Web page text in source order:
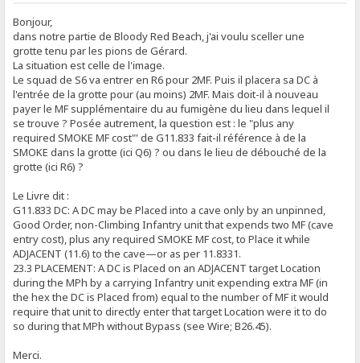
Bonjour,
dans notre partie de Bloody Red Beach, j'ai voulu sceller une
grotte tenu par les pions de Gérard.
La situation est celle de l'image.
Le squad de S6 va entrer en R6 pour 2MF. Puis il placera sa DC à
l'entrée de la grotte pour (au moins) 2MF. Mais doit-il à nouveau
payer le MF supplémentaire du au fumigène du lieu dans lequel il
se trouve ? Posée autrement, la question est : le "plus any
required SMOKE MF cost"' de G11.833 fait-il référence à de la
SMOKE dans la grotte (ici Q6) ? ou dans le lieu de débouché de la
grotte (ici R6) ?
Le Livre dit :
G11.833 DC: A DC may be Placed into a cave only by an unpinned,
Good Order, non-Climbing Infantry unit that expends two MF (cave
entry cost), plus any required SMOKE MF cost, to Place it while
ADJACENT (11.6) to the cave—or as per 11.8331.
23.3 PLACEMENT: A DC is Placed on an ADJACENT target Location
during the MPh by a carrying Infantry unit expending extra MF (in
the hex the DC is Placed from) equal to the number of MF it would
require that unit to directly enter that target Location were it to do
so during that MPh without Bypass (see Wire; B26.45).
Merci.